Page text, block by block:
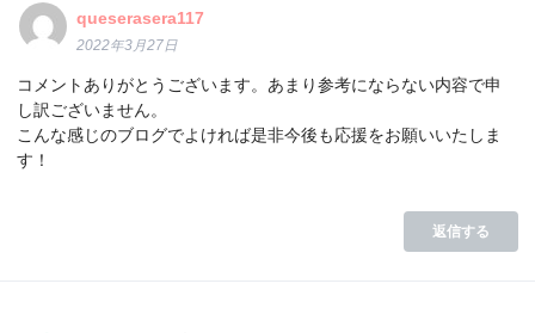
queserasera117
2022年3月27日
コメントありがとうございます。あまり参考にならない内容で申
し訳ございません。
こんな感じのブログでよければ是非今後も応援をお願いいたしま
す！
返信する